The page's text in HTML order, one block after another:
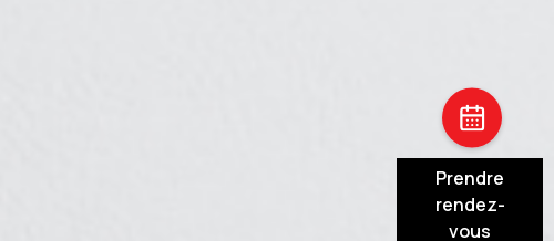
Prendre
rendez-
vous